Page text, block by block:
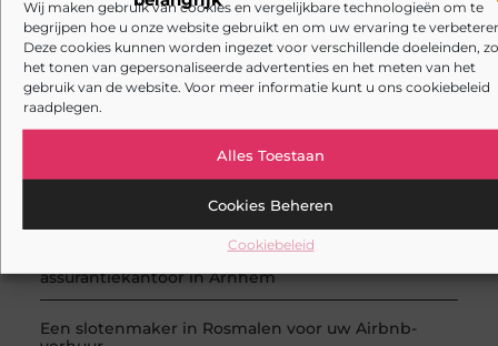
Wij maken gebruik van cookies en vergelijkbare technologieën om te
begrijpen hoe u onze website gebruikt en om uw ervaring te
Deze cookies kunnen worden ingezet voor verschillende doeleinden,
het tonen van gepersonaliseerde advertenties en het meten van het
gebruik van de website. Voor meer informatie kunt u ons cookiebeleid
raadplegen.
Alles Toestaan
Cookies Beheren
Cookiebeleid
Slimmer kabels kiezen voor thuis en op het werk
Kies de beste cabrio-accessoires voor jouw auto
Waarom een goede stukadoorgroothandel het
zakelijke ontmoetingen
assurantiekantoor in Arnhem
Een slotenmaker in Rosmalen voor uw Airbnb-